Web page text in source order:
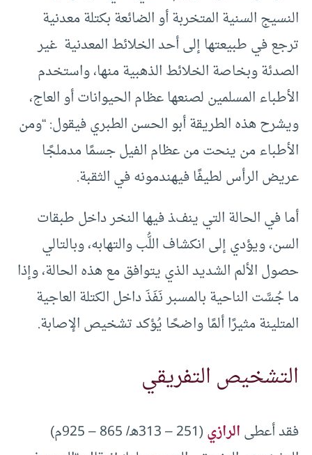
النسيج السنية المتخربة أو الضائعة بكتلة معدنية
ترجع في طبيعتها إلى أحد الخلائط المعدنية غير
الصدئة وبخاصة الخلائط الذهبية منها، واستخدم
الأطباء المسلمين لصنعها عظام الحيوانات أو العاج،
ويشرح هذه الطريقة أبو الحسن الطبري فيقول: “ومن
الأطباء من ينحت من عظام الفيل جسمًا مدملجًا
عريض الرأس لطيفًا فيهندمونه في الثقبة.
أما في الحالة التي ينفذ فيها النخر داخل طبقات
السن، ويؤدي إلى انكشاف اللُّب والتهابه، وبالتالي
حصول الألم الشديد الذي يتوافق مع هذه الحالة، وإذا
ما جُسَّت الناحية بالمسبر نَفَذَ داخل الكتلة العاجية
المتلينة مثيرًا ألمًا واضحًا يُؤكد تشخيص الإصابة.
التشخيص التفريقي
فقد أعطىالرازي
(251 – 313هـ/ 865 – 925م)